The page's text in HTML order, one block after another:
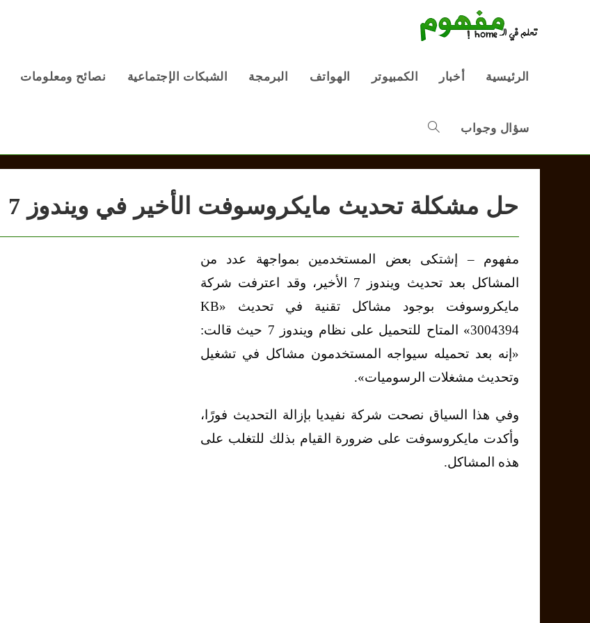
الرئيسية أخبار الكمبيوتر الهواتف البرمجة الشبكات الإجتماعية نصائح ومعلومات
سؤال وجواب Toggle
حل مشكلة تحديث مايكروسوفت الأخير في ويندوز 7
مفهوم – إشتكى بعض المستخدمين بمواجهة عدد من
المشاكل بعد تحديث ويندوز 7 الأخير، وقد اعترفت شركة
مايكروسوفت بوجود مشاكل تقنية في تحديث «KB
3004394» المتاح للتحميل على نظام ويندوز 7 حيث قالت:
«إنه بعد تحميله سيواجه المستخدمون مشاكل في تشغيل
وتحديث مشغلات الرسوميات».
وفي هذا السياق نصحت شركة نفيديا بإزالة التحديث فورًا،
وأكدت مايكروسوفت على ضرورة القيام بذلك للتغلب على
هذه المشاكل.